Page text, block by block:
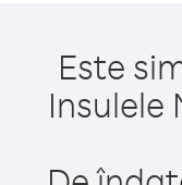
Este
Insulele